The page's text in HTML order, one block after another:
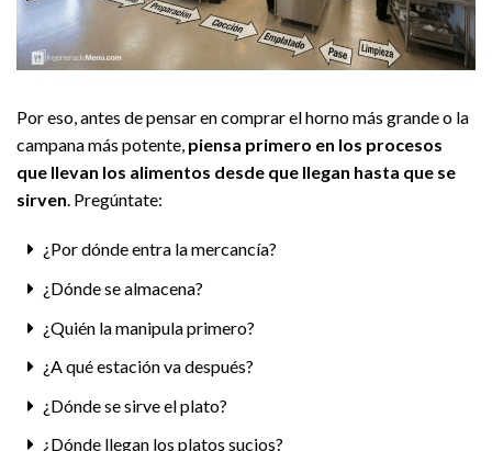
Por eso, antes de pensar en comprar el horno más grande o la
campana más potente, piensa primero en los procesos
que llevan los alimentos desde que llegan hasta que se
sirven . Pregúntate:
¿Por dónde entra la mercancía?
¿Dónde se almacena?
¿Quién la manipula primero?
¿A qué estación va después?
¿Dónde se sirve el plato?
¿Dónde llegan los platos sucios?